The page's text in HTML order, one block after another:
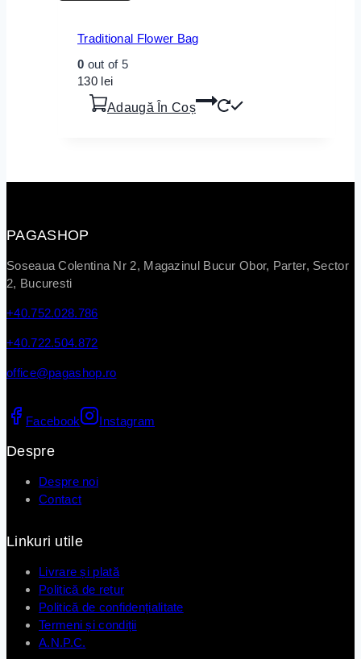
Traditional Flower Bag
0 out of 5
130 lei
Adaugă În Coș
PAGASHOP
Soseaua Colentina Nr 2, Magazinul Bucur Obor, Parter, Sector
2, Bucuresti
+40.752.028.786
+40.722.504.872
office@pagashop.ro
Facebook Instagram
Despre
Despre noi
Contact
Linkuri utile
Livrare și plată
Politică de retur
Politică de confidențialitate
Termeni și condiții
A.N.P.C.